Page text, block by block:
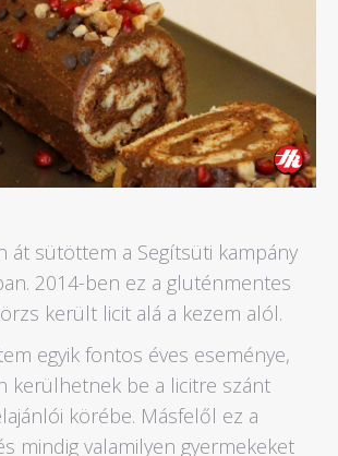
át sütöttem a Segítsüti kampány
2014-ben ez a gluténmentes
került licit alá a kezem alól.
egyik fontos éves eseménye,
kerülhetnek be a licitre szánt
körébe. Másfelől ez a
mindig valamilyen gyermekeket